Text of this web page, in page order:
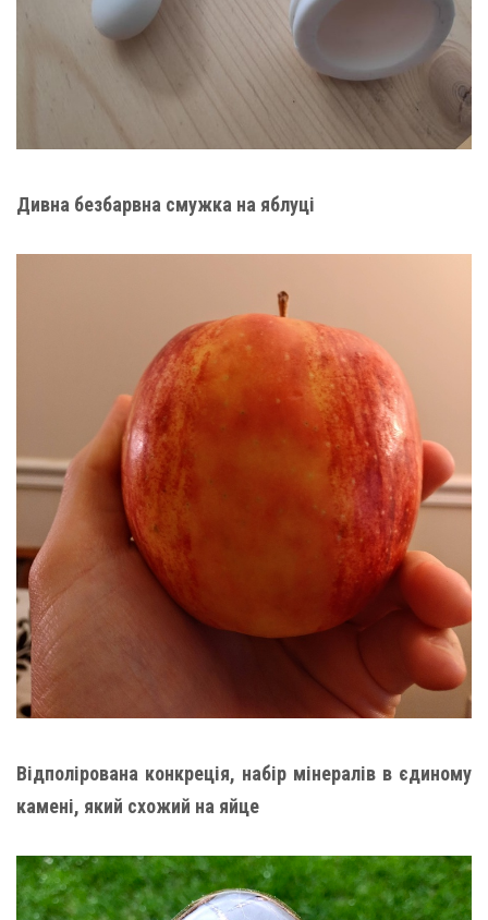
Дивна безбарвна смужка на яблуці
Відполірована конкреція, набір мінералів в єдиному
камені, який схожий на яйце